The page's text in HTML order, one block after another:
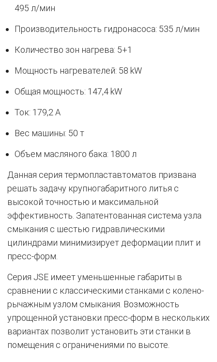
495 л/мин
Производительность гидронасоса: 535 л/мин
Количество зон нагрева: 5+1
Мощность нагревателей: 58 kW
Общая мощность: 147,4 kW
Ток: 179,2 A
Вес машины: 50 т
Объем масляного бака: 1800 л
Данная серия термопластавтоматов призвана
решать задачу крупногабаритного литья с
высокой точностью и максимальной
эффективность. Запатентованная система узла
смыкания с шестью гидравлическими
цилиндрами минимизирует деформации плит и
пресс-форм.
Серия JSE имеет уменьшенные габариты в
сравнении с классическими станками с колено-
рычажным узлом смыкания. Возможность
упрощенной установки пресс-форм в нескольких
вариантах позволит установить эти станки в
помещения с ограничениями по высоте.